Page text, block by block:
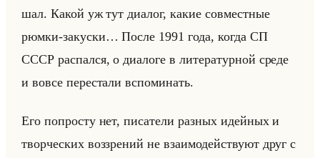
шал. Какой уж тут диа­лог, какие сов­мест­ные
рюмки-за­кус­ки… После 1991 года, когда СП
СССР рас­пал­ся, о диа­ло­ге в ли­те­ра­тур­ной среде
и вовсе пе­ре­ста­ли вспо­ми­нать.
Его по­про­сту нет, пи­са­те­ли раз­ных идейных и
твор­че­ских воз­зре­ний не вза­имо­действу­ют друг с